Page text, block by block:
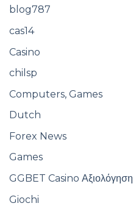
blog787
cas14
Casino
chilsp
Computers, Games
Dutch
Forex News
Games
GGBET Casino Αξιολόγηση
Giochi